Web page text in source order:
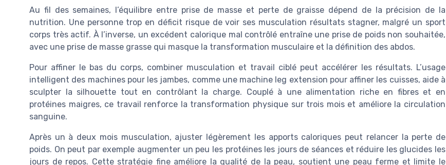
Au fil des semaines, l’équilibre entre prise de masse et perte de graisse dépend de la précision de la
nutrition. Une personne trop en déficit risque de voir ses musculation résultats stagner, malgré un sport
corps très actif. À l’inverse, un excédent calorique mal contrôlé entraîne une prise de poids non souhaitée,
avec une prise de masse grasse qui masque la transformation musculaire et la définition des abdos.
Pour affiner le bas du corps, combiner musculation et travail ciblé peut accélérer les résultats. L’usage
intelligent des machines pour les jambes, comme une machine leg extension pour affiner les cuisses, aide à
sculpter la silhouette tout en contrôlant la charge. Couplé à une alimentation riche en fibres et en
protéines maigres, ce travail renforce la transformation physique sur trois mois et améliore la circulation
sanguine.
Après un à deux mois musculation, ajuster légèrement les apports caloriques peut relancer la perte de
poids. On peut par exemple augmenter un peu les protéines les jours de séances et réduire les glucides les
jours de repos. Cette stratégie fine améliore la qualité de la peau, soutient une peau ferme et limite le